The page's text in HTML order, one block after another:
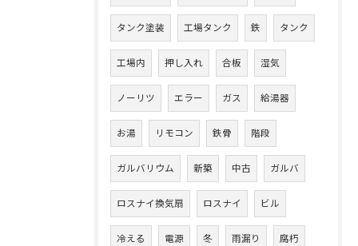
タンク塗装 工場タンク 鉄 タンク
工場内 押し入れ 合板 湿気
ノーリツ エラー ガス 給湯器
お湯 リモコン 鉄骨 階段
ガルバリウム 新築 中古 ガルバ
ロスナイ換気扇 ロスナイ ビル
冷える 電源 冬 雨漏り 腐朽